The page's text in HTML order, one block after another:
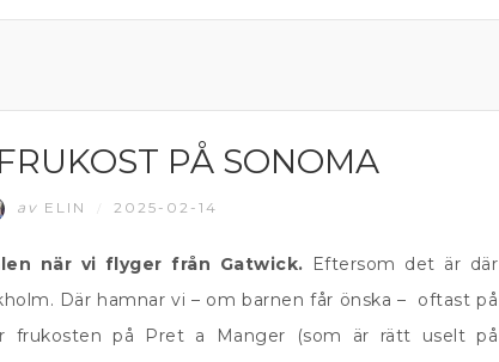
PÅ SONOMA
av ELIN 2025-02-14
när vi flyger från Gatwick. Eftersom det är där
Där hamnar vi – om barnen får önska – oftast på
frukosten på Pret a Manger (som är rätt uselt på